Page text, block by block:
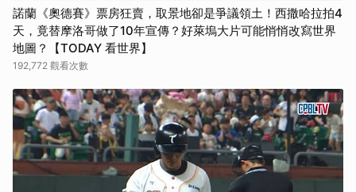
諾蘭《奧德賽》票房狂賣，取景地卻是爭議領土！西撒哈拉拍4
天，竟替摩洛哥做了10年宣傳？好萊塢大片可能悄悄改寫世界
地圖？【TODAY 看世界】
192,772 觀看次數